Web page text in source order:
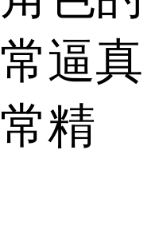
逼真
精